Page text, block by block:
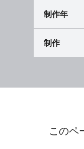
制作年
制作
このペ